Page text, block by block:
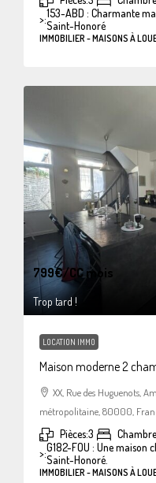
>:153-ABD : Charmante
Saint-Honoré
IMMOBILIER - MAISONS À
799€/CC mois
Trop tard !
LOCATION IMMO
Maison moderne 2
XX, Rue des Huguenots,
métropolitaine, 80000,
Pièces:3
>:G182-FOU : Une
Saint-Honoré.
IMMOBILIER - MAISONS À